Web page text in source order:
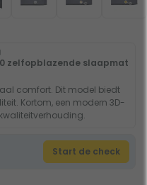
zelfopblazende slaapmat
comfort. Dit model biedt
Kortom, een modern 3D-
Start de check